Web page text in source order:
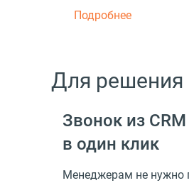
Подробнее
Для решения
Звонок из CRM
в один клик
Менеджерам не нужно